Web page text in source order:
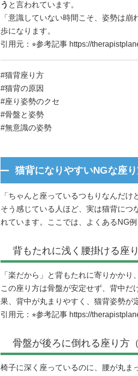
う と言われています。
「意識していない時間こそ、姿勢は
歩になります。
引用元：⭐︎参考記事 https://
#猫背座り方
#猫背の原因
#座り姿勢のクセ
#骨盤と姿勢
#無意識の姿勢
猫背になりやすいNGな座
「ちゃんと座っているつもりなんだけ
そう感じている人ほど、実は猫背につ
れています。ここでは、よくあるNG
背もたれに浅く腰掛ける座
「楽だから」と背もたれに寄りかかり
この座り方は骨盤が安定せず、背中
果、背中が丸まりやすく、猫背姿勢が
引用元：⭐︎参考記事 https://
骨盤が後ろに倒れる座り方
椅子に深く座っているのに、腰が丸ま